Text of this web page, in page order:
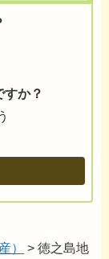
すか？
）
> 徳之島地